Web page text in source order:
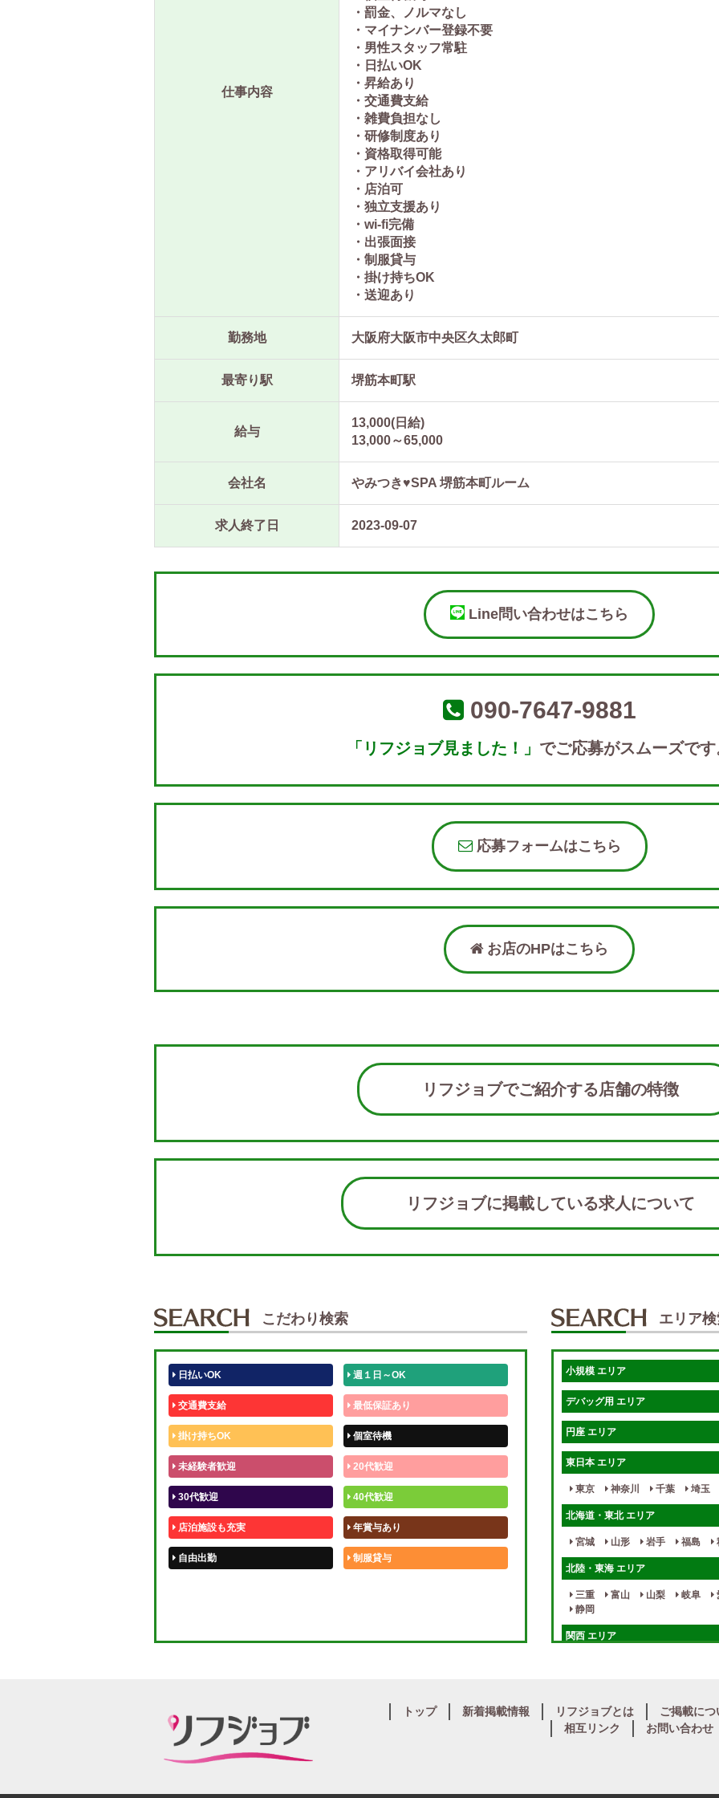
仕事内容
・罰金、ノルマなし
・マイナンバー登録不要
・男性スタッフ常駐
・日払いOK
・昇給あり
・交通費支給
・雑費負担なし
・研修制度あり
・資格取得可能
・アリバイ会社あり
・店泊可
・独立支援あり
・wi-fi完備
・出張面接
・制服貸与
・掛け持ちOK
・送迎あり
勤務地 大阪府大阪市中央区久太郎町
最寄り駅 堺筋本町駅
給与
13,000(日給)
13,000～65,000
会社名 やみつき♥SPA 堺筋本町ルーム
求人終了日 2023-09-07
Line問い合わせはこちら
090-7647-9881
「リフジョブ見ました！」 でご応募がスムーズです
応募フォームはこちら
お店のHPはこちら
リフジョブでご紹介する店舗の特徴
リフジョブに掲載している求人につい
こだわり検索
日払いOK 週１日～OK
交通費支給 最低保証あり
掛け持ちOK 個室待機
未経験者歓迎 20代歓迎
30代歓迎 40代歓迎
店泊施設も充実 年賞与あり
自由出勤 制服貸与
宿泊相談可
エリア
小規模 エリア
デバッグ用 エリア
円座 エリア
東日本 エリア
東京 神奈川 千葉 埼玉
北海道・東北 エリア
宮城 山形 岩手 福島
北陸・東海 エリア
三重 富山 山梨 岐阜
静岡
関西 エリア
大分 福岡 佐賀 長崎
トップ 新着掲載情報 リフジョブとは
ご掲載につ
相互リンク
お問い合わせ